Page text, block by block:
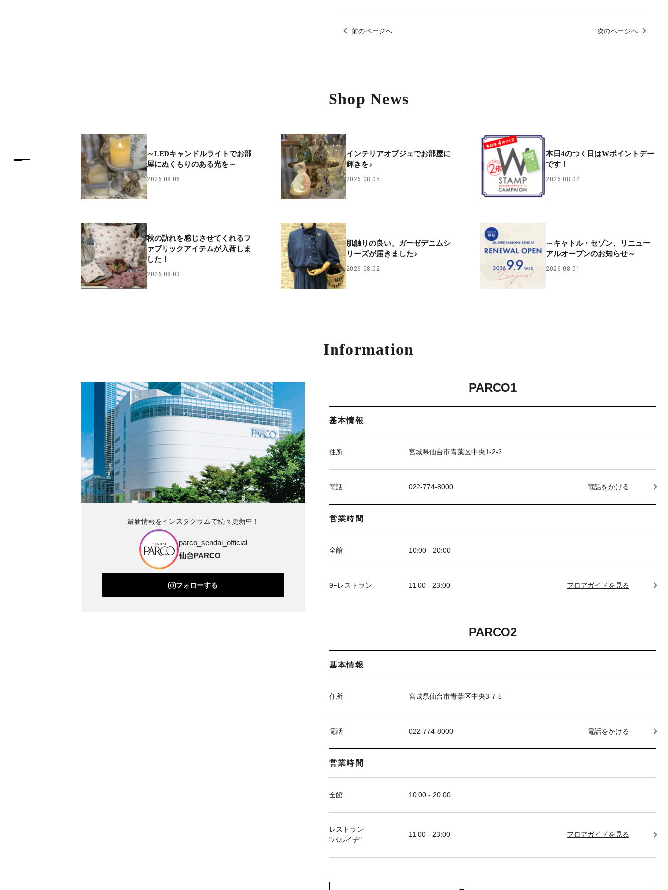
前のページへ 次のページへ
Shop News
～LEDキャンドルライトでお部
屋にぬくもりのある光を～
2026.08.06
インテリアオブジェでお部屋に
輝きを♪
2026.08.05
本日4のつく日はWポイントデー
です！
2026.08.04
秋の訪れを感じさせてくれるフ
ァブリックアイテムが入荷しま
した！
2026.08.03
肌触りの良い、ガーゼデニムシ
リーズが届きました♪
2026.08.02
～キャトル・セゾン、リニュー
アルオープンのお知らせ～
2026.08.01
Information
PARCO1
基本情報
住所 宮城県仙台市青葉区中央1-2-3
電話 022-774-8000 電話をかける
営業時間
全館 10:00 - 20:00
9Fレストラン 11:00 - 23:00 フロアガイドを見る
PARCO2
基本情報
住所 宮城県仙台市青葉区中央3-7-5
電話 022-774-8000 電話をかける
営業時間
全館 10:00 - 20:00
レストラン
"パルイチ"
11:00 - 23:00 フロアガイドを見る
最新情報をインスタグラムで続々更新中！
parco_sendai_official
仙台PARCO
フォローする